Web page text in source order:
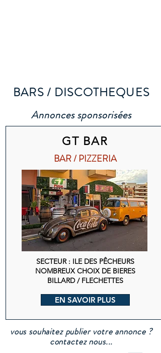
BARS / DISCOTHEQUES
Annonces sponsorisées
GT BAR
BAR / PIZZERIA
SECTEUR : ILE DES PÊCHEURS
NOMBREUX CHOIX DE BIERES
BILLARD / FLECHETTES
EN SAVOIR PLUS
vous souhaitez publier votre annonce ?
contactez nous...